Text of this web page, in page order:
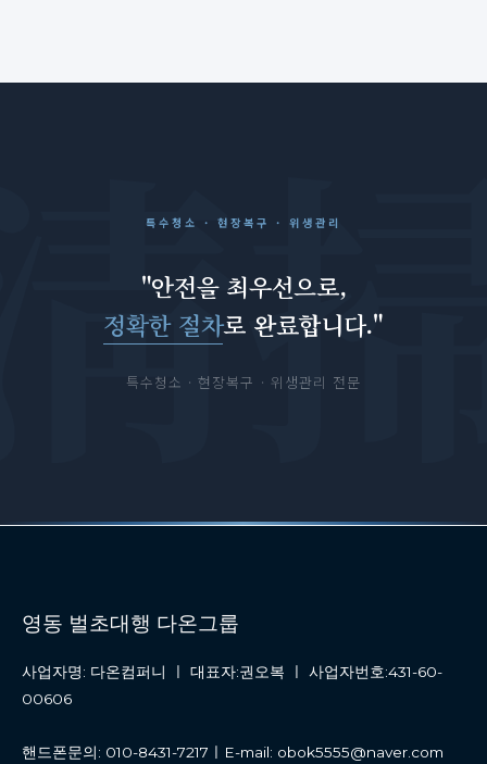
특수청소 · 현장복구 · 위생관리
"안전을 최우선으로,
정확한 절차로 완료합니다."
특수청소 · 현장복구 · 위생관리 전문
영동 벌초대행 다온그룹
사업자명: 다온컴퍼니 ㅣ 대표자:권오복 ㅣ 사업자번호:431-60-
00606
핸드폰문의: 010-8431-7217ㅣE-mail: obok5555@naver.com